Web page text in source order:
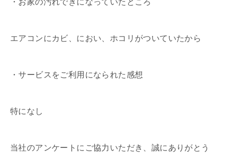
・お家の汚れできになっていたところ
エアコンにカビ、におい、ホコリがついていたから
・サービスをご利用になられた感想
特になし
当社のアンケートにご協力いただき、誠にありがとう